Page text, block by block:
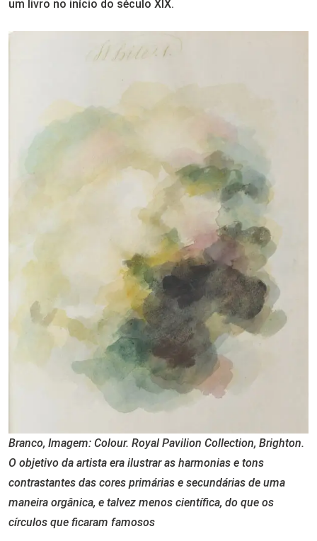
um livro no início do século XIX.
Branco, Imagem: Colour. Royal Pavilion Collection, Brighton.
O objetivo da artista era ilustrar as harmonias e tons
contrastantes das cores primárias e secundárias de uma
maneira orgânica, e talvez menos científica, do que os
círculos que ficaram famosos